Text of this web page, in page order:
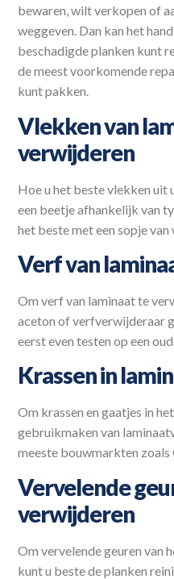
bewaren, wilt verkopen of
weggeven. Dan kan het
beschadigde planken kunt
de meest voorkomende
kunt pakken.
Vlekken van
verwijderen
Hoe u het beste vlekken uit
een beetje afhankelijk van
het beste met een sopje
Verf van
Om verf van laminaat te
aceton of verfverwijderaar
eerst even testen op een
Krassen in
Om krassen en gaatjes in
gebruikmaken van
meeste bouwmarkten zoals
Vervelende
verwijderen
Om vervelende geuren van
kunt u beste de planken